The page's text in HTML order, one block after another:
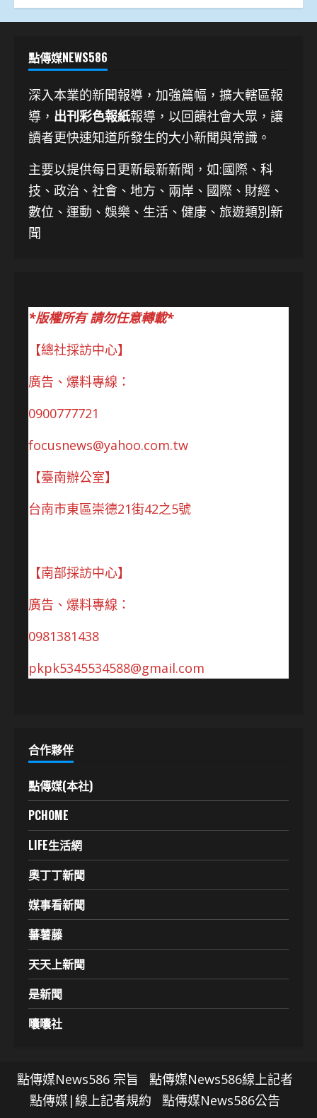
點傳媒NEWS586
深入本業的新聞報導，加強篇幅，擴大轄區報
導， 出刊彩色報紙報導，以回饋社會大眾，讓
讀者更快速知道所發生的大小新聞與常識。
主要以提供每日更新最新新聞 ，如:國際、科
技、 政治、社會、地方、兩岸、國際、財經、
數位、運動、娛樂、生活、健康、旅遊類別新
聞
*版權所有 請勿任意轉載*
【總社採訪中心】
廣告、爆料專線：
0900777721
focusnews@yahoo.com.tw
【臺南辦公室】
台南市東區崇德21街42之5號
【南部採訪中心】
廣告、爆料專線：
0981381438
pkpk5345534588@gmail.com
合作夥伴
點傳媒(本社)
PCHOME
LIFE生活網
奧丁丁新聞
媒事看新聞
蕃薯藤
天天上新聞
是新聞
囔囔社
點傳媒News586 宗旨
點傳媒News586線上記者
點傳媒|線上記者規約
點傳媒News586公告